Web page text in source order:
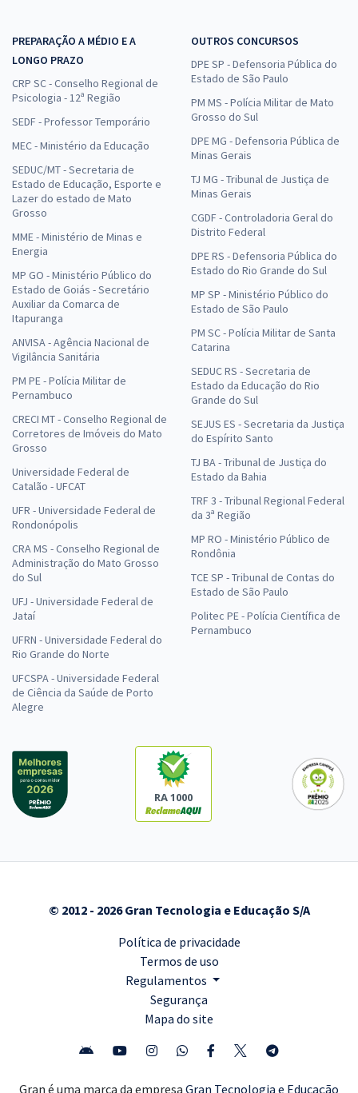
PREPARAÇÃO A MÉDIO E A
LONGO PRAZO
CRP SC - Conselho Regional de
Psicologia - 12ª Região
SEDF - Professor Temporário
MEC - Ministério da Educação
SEDUC/MT - Secretaria de
Estado de Educação, Esporte e
Lazer do estado de Mato
Grosso
MME - Ministério de Minas e
Energia
MP GO - Ministério Público do
Estado de Goiás - Secretário
Auxiliar da Comarca de
Itapuranga
ANVISA - Agência Nacional de
Vigilância Sanitária
PM PE - Polícia Militar de
Pernambuco
CRECI MT - Conselho Regional de
Corretores de Imóveis do Mato
Grosso
Universidade Federal de
Catalão - UFCAT
UFR - Universidade Federal de
Rondonópolis
CRA MS - Conselho Regional de
Administração do Mato Grosso
do Sul
UFJ - Universidade Federal de
Jataí
UFRN - Universidade Federal do
Rio Grande do Norte
UFCSPA - Universidade Federal
de Ciência da Saúde de Porto
Alegre
OUTROS CONCURSOS
DPE SP - Defensoria Pública do
Estado de São Paulo
PM MS - Polícia Militar de Mato
Grosso do Sul
DPE MG - Defensoria Pública de
Minas Gerais
TJ MG - Tribunal de Justiça de
Minas Gerais
CGDF - Controladoria Geral do
Distrito Federal
DPE RS - Defensoria Pública do
Estado do Rio Grande do Sul
MP SP - Ministério Público do
Estado de São Paulo
PM SC - Polícia Militar de Santa
Catarina
SEDUC RS - Secretaria de
Estado da Educação do Rio
Grande do Sul
SEJUS ES - Secretaria da Justiça
do Espírito Santo
TJ BA - Tribunal de Justiça do
Estado da Bahia
TRF 3 - Tribunal Regional Federal
da 3ª Região
MP RO - Ministério Público de
Rondônia
TCE SP - Tribunal de Contas do
Estado de São Paulo
Politec PE - Polícia Científica de
Pernambuco
RA 1000
© 2012 - 2026 Gran Tecnologia e Educação S/A
Política de privacidade
Termos de uso
Regulamentos
Segurança
Mapa do site
Gran é uma marca da empresa Gran Tecnologia e Educação